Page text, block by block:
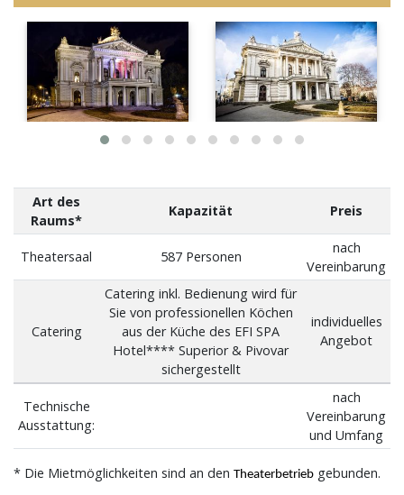
Art des
Raums*
Kapazität Preis
Theatersaal 587 Personen
nach
Vereinbarung
Catering
Catering inkl. Bedienung wird für
Sie von professionellen Köchen
aus der Küche des EFI SPA
Hotel**** Superior & Pivovar
sichergestellt
individuelles
Angebot
Technische
Ausstattung:
nach
Vereinbarung
und Umfang
* Die Mietmöglichkeiten sind an den Theaterbetrieb gebunden.